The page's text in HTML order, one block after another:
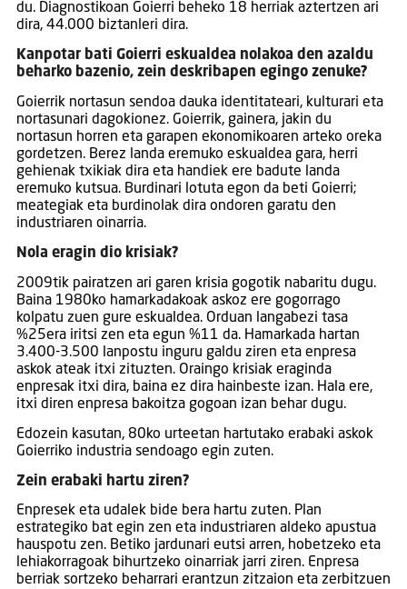
du. Diagnostikoan Goierri beheko 18 herriak aztertzen ari
dira, 44.000 biztanleri dira.
Kanpotar bati Goierri eskualdea nolakoa den azaldu
beharko bazenio, zein deskribapen egingo zenuke?
Goierrik nortasun sendoa dauka identitateari, kulturari eta
nortasunari dagokionez. Goierrik, gainera, jakin du
nortasun horren eta garapen ekonomikoaren arteko oreka
gordetzen. Berez landa eremuko eskualdea gara, herri
gehienak txikiak dira eta handiek ere badute landa
eremuko kutsua. Burdinari lotuta egon da beti Goierri;
meategiak eta burdinolak dira ondoren garatu den
industriaren oinarria.
Nola eragin dio krisiak?
2009tik pairatzen ari garen krisia gogotik nabaritu dugu.
Baina 1980ko hamarkadakoak askoz ere gogorrago
kolpatu zuen gure eskualdea. Orduan langabezi tasa
%25era iritsi zen eta egun %11 da. Hamarkada hartan
3.400-3.500 lanpostu inguru galdu ziren eta enpresa
askok ateak itxi zituzten. Oraingo krisiak eraginda
enpresak itxi dira, baina ez dira hainbeste izan. Hala ere,
itxi diren enpresa bakoitza gogoan izan behar dugu.
Edozein kasutan, 80ko urteetan hartutako erabaki askok
Goierriko industria sendoago egin zuten.
Zein erabaki hartu ziren?
Enpresek eta udalek bide bera hartu zuten. Plan
estrategiko bat egin zen eta industriaren aldeko apustua
hauspotu zen. Betiko jardunari eutsi arren, hobetzeko eta
lehiakorragoak bihurtzeko oinarriak jarri ziren. Enpresa
berriak sortzeko beharrari erantzun zitzaion eta zerbitzuen